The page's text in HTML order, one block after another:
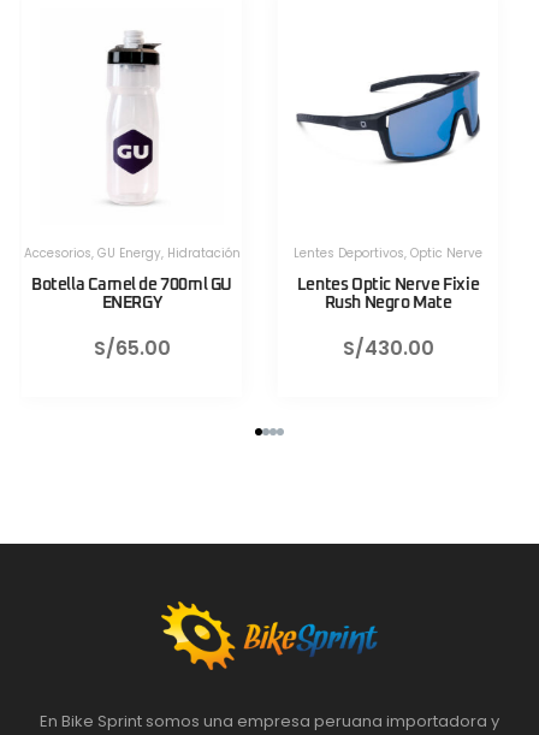
Herramientas,
Herramientas Portatiles
Válvula CNC TLR Valve pro
S/130.00
Herramientas ,
Herramientas Portatiles
Válvula CNC TLR Valve pro
80mm Rojo Lezyne
S/130.00
En Bike Sprint somos una empresa peruana importadora y